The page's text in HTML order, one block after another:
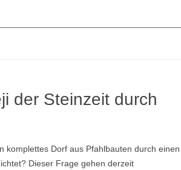
der Steinzeit durch
komplettes Dorf aus Pfahlbauten durch einen
Dieser Frage gehen derzeit